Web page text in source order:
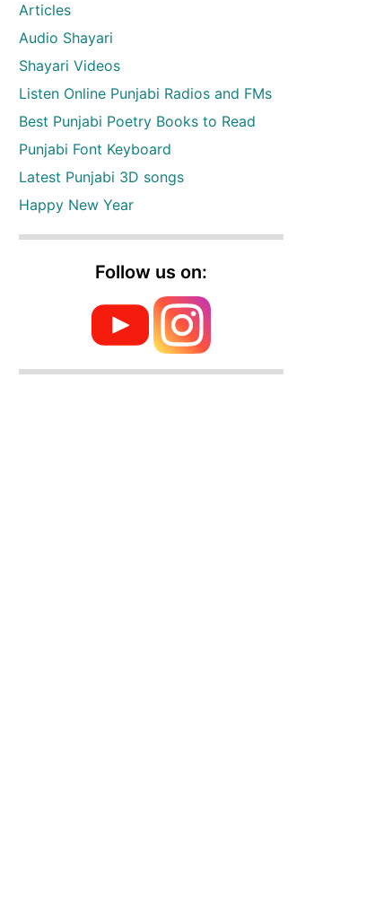
Articles
Audio Shayari
Shayari Videos
Listen Online Punjabi Radios and FMs
Best Punjabi Poetry Books to Read
Punjabi Font Keyboard
Latest Punjabi 3D songs
Happy New Year
Follow us on: